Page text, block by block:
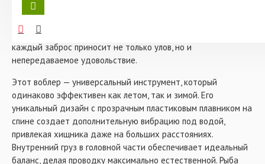
- Вес: 15 гр
- Тип плавучести: тонущий
- Цвет: 003
этот раттлин сочетает в себе инновационные технологии и
рыбалка превращается в захватывающее приключение, где
каждый заброс приносит не только улов, но и
непередаваемое удовольствие.
Этот воблер — универсальный инструмент, который
одинаково эффективен как летом, так и зимой. Его
уникальный дизайн с прозрачным пластиковым плавником на
спине создает дополнительную вибрацию под водой,
привлекая хищника даже на больших расстояниях.
Внутренний груз в головной части обеспечивает идеальный
баланс, делая проводку максимально естественной. Рыба